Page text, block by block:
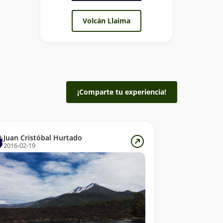
Volcán Llaima
¡Comparte tu experiencia!
Juan Cristóbal Hurtado
2016-02-19